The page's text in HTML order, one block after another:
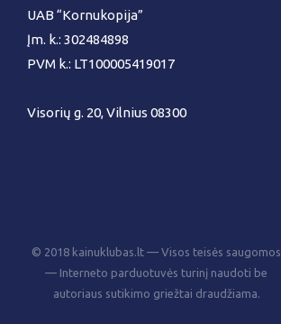
UAB “Kornukopija”
Įm. k.: 302484898
PVM k.: LT100005419017
Visorių g. 20, Vilnius 08300
© 2018 kainuklubas.lt — Visos teisės saugomos
— Interneto parduotuvės turinį naudoti be
autoriaus sutikimo griežtai draudžiama.